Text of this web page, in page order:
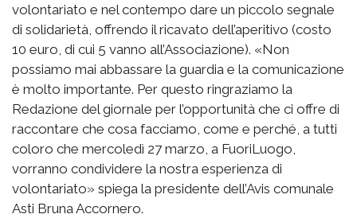
volontariato e nel contempo dare un piccolo segnale
di solidarietà, offrendo il ricavato dell’aperitivo (costo
10 euro, di cui 5 vanno all’Associazione). «Non
possiamo mai abbassare la guardia e la comunicazione
è molto importante. Per questo ringraziamo la
Redazione del giornale per l’opportunità che ci offre di
raccontare che cosa facciamo, come e perché, a tutti
coloro che mercoledì 27 marzo, a FuoriLuogo,
vorranno condividere la nostra esperienza di
volontariato» spiega la presidente dell’Avis comunale
Asti Bruna Accornero.